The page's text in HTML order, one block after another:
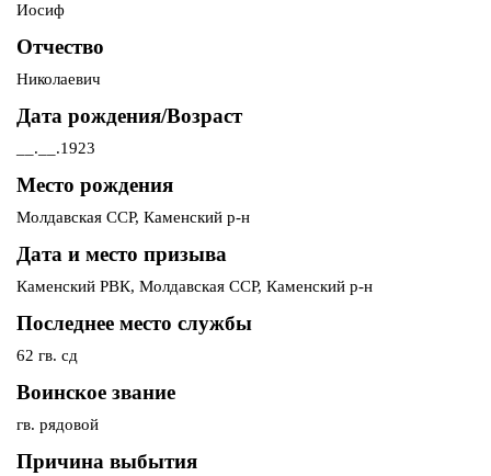
Иосиф
Отчество
Николаевич
Дата рождения/Возраст
__.__.1923
Место рождения
Молдавская ССР, Каменский р-н
Дата и место призыва
Каменский РВК, Молдавская ССР, Каменский р-н
Последнее место службы
62 гв. сд
Воинское звание
гв. рядовой
Причина выбытия